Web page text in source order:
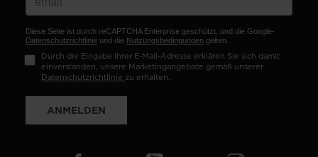
Diese Seite ist durch reCAPTCHA Enterprise geschützt, und die Google-
Datenschutzrichtlinie und die Nutzungsbedingungen gelten.
Durch die Eingabe Ihrer E-Mail-Adresse erklären Sie sich damit
einverstanden, unsere Marketingangebote gemäß unserer
Datenschutzrichtlinie zu erhalten.
ANMELDEN